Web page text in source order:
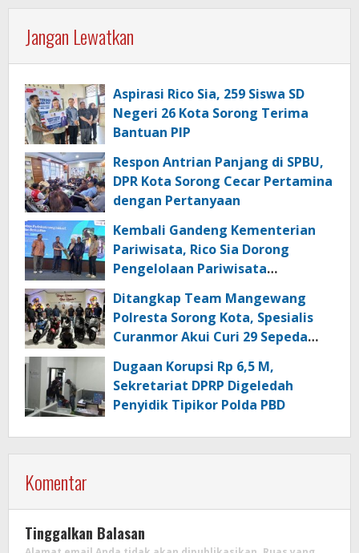
Jangan Lewatkan
Aspirasi Rico Sia, 259 Siswa SD
Negeri 26 Kota Sorong Terima
Bantuan PIP
Respon Antrian Panjang di SPBU,
DPR Kota Sorong Cecar Pertamina
dengan Pertanyaan
Kembali Gandeng Kementerian
Pariwisata, Rico Sia Dorong
Pengelolaan Pariwisata
Ditangkap Team Mangewang
Polresta Sorong Kota, Spesialis
Curanmor Akui Curi 29 Sepeda
Dugaan Korupsi Rp 6,5 M,
Sekretariat DPRP Digeledah
Penyidik Tipikor Polda PBD
Komentar
Tinggalkan Balasan